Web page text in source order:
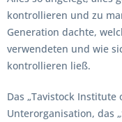
kontrollieren und zu
Generation dachte,
verwendeten und wie
kontrollieren ließ.
Das „Tavistock Institute
Unterorganisation, das